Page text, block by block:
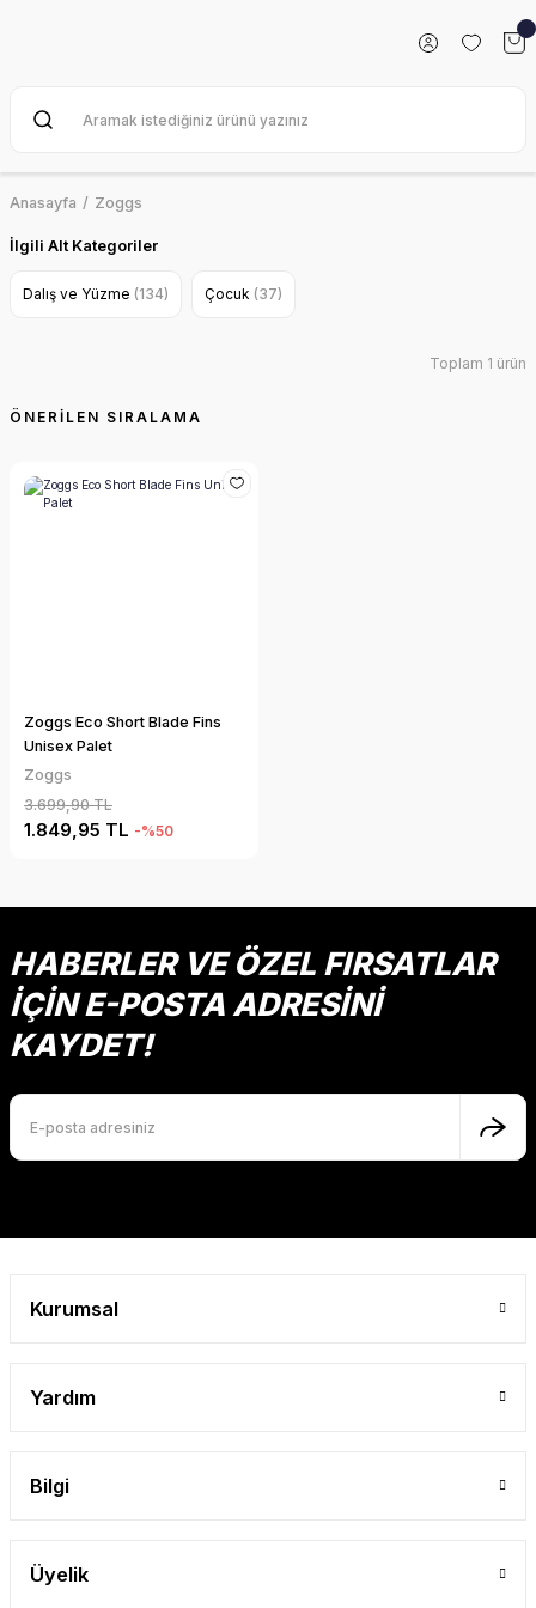
Anasayfa Zoggs
İlgili Alt Kategoriler
Dalış ve Yüzme (134) Çocuk (37)
Toplam 1 ürün
Zoggs Eco Short Blade Fins
Unisex Palet
Zoggs
3.699,90 TL
1.849,95 TL -%50
HABERLER VE ÖZEL FIRSATLAR
İÇİN E-POSTA ADRESİNİ
KAYDET!
Kurumsal
Yardım
Bilgi
Üyelik